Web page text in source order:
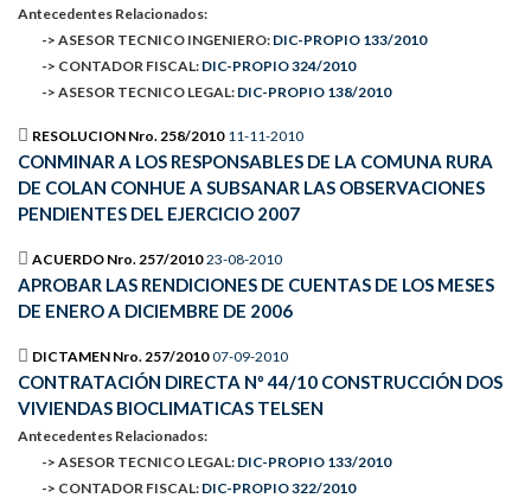
Antecedentes Relacionados:
-> ASESOR TECNICO INGENIERO: DIC-PROPIO 133/2010
-> CONTADOR FISCAL: DIC-PROPIO 324/2010
-> ASESOR TECNICO LEGAL: DIC-PROPIO 138/2010
RESOLUCION Nro. 258/2010 11-11-2010
CONMINAR A LOS RESPONSABLES DE LA COMUNA RURA
DE COLAN CONHUE A SUBSANAR LAS OBSERVACIONES
PENDIENTES DEL EJERCICIO 2007
ACUERDO Nro. 257/2010 23-08-2010
APROBAR LAS RENDICIONES DE CUENTAS DE LOS MESES
DE ENERO A DICIEMBRE DE 2006
DICTAMEN Nro. 257/2010 07-09-2010
CONTRATACIÓN DIRECTA Nº 44/10 CONSTRUCCIÓN DOS
VIVIENDAS BIOCLIMATICAS TELSEN
Antecedentes Relacionados:
-> ASESOR TECNICO LEGAL: DIC-PROPIO 133/2010
-> CONTADOR FISCAL: DIC-PROPIO 322/2010